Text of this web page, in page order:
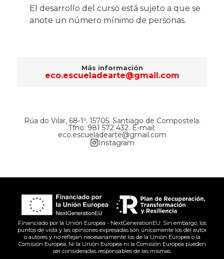
El desarrollo del curso está sujeto a que se
anote un número mínimo de personas.
Más información
eco.escueladearte@gmail.com
Rúa do Vilar, 68-1º. 15705. Santiago de Compostela.
Tfno: 981 572 432. E-mail:
eco.escueladearte@gmail.com
Instagram
Financiado por la Unión Europea - NextGenerationEU. Sin embargo, los
puntos de vista y las opiniones expresadas son únicamente los del autor
o autores y no reflejan necesariamente los de la Unión Europea o la
Comisión Europea. Ni la Unión Europea ni la Comisión Europea pueden
ser consideradas responsables de las mismas.